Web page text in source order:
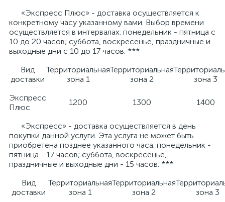
«Экспресс Плюс» - доставка осуществляется к
конкретному часу указанному вами. Выбор времени
осуществляется в интервалах: понедельник - пятница с
10 до 20 часов; суббота, воскресенье, праздничные и
выходные дни с 10 до 17 часов. ***
Вид
доставки
Территориальная
зона 1
Территориальная
зона 2
зона 3
Экспресс
Плюс
1200 1300 1400
«Экспресс» - доставка осуществляется в день
покупки данной услуги. Эта услуга не может быть
приобретена позднее указанного часа: понедельник -
пятница - 17 часов; суббота, воскресенье,
праздничные и выходные дни - 15 часов. ***
Вид
доставки
Территориальная
зона 1
Территориальная
зона 2
зона 3